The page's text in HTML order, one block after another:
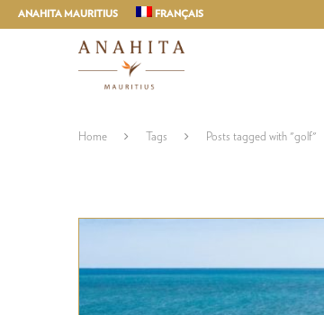
ANAHITA MAURITIUS FRANÇAIS
Home Tags Posts tagged with "golf"